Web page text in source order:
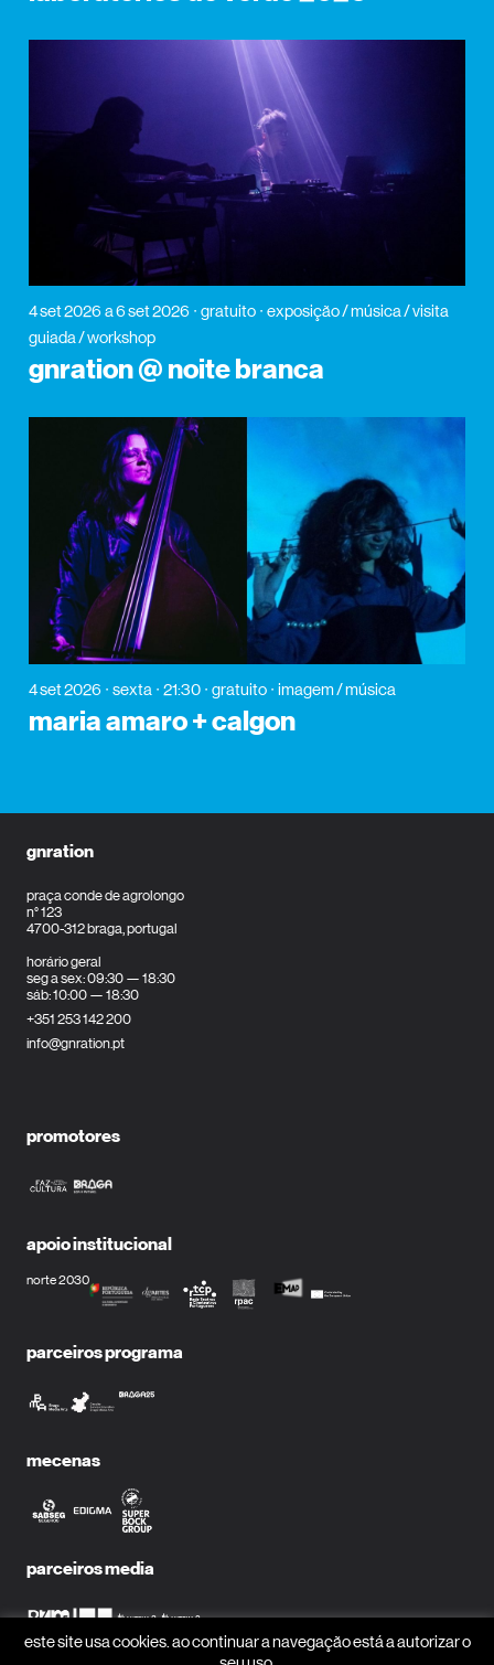
4 set 2026 a 6 set 2026 gratuito
exposição / música / visita
guiada / workshop
gnration @ noite branca
4 set 2026 sexta 21:30 gratuito imagem / música
maria amaro + calgon
gnration
praça conde de agrolongo
n° 123
4700-312 braga, portugal
horário geral
seg a sex: 09:30 — 18:30
sáb: 10:00 — 18:30
+351 253 142 200
info@gnration.pt
promotores
apoio institucional
norte 2030
parceiros programa
mecenas
parceiros media
este site usa cookies. ao continuar a navegação está a autorizar o